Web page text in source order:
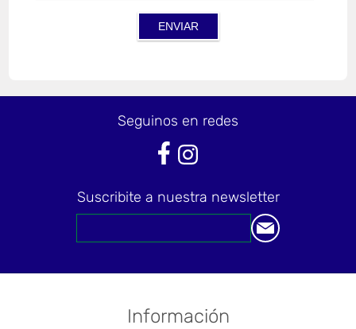
Seguinos en redes
Suscribite a nuestra newsletter
Información